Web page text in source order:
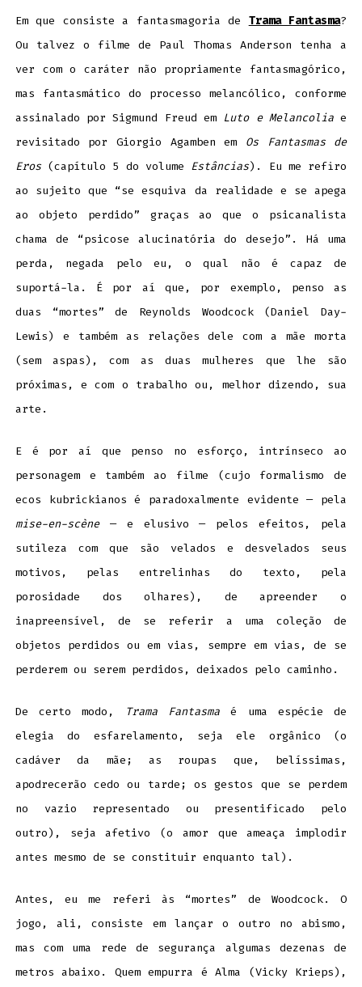
Em que consiste a fantasmagoria de Trama Fantasma?
Ou talvez o filme de Paul Thomas Anderson tenha a
ver com o caráter não propriamente fantasmagórico,
mas fantasmático do processo melancólico, conforme
assinalado por Sigmund Freud em Luto e Melancoliae
revisitado por Giorgio Agamben em Os Fantasmas de
Eros(capítulo 5 do volume Estâncias). Eu me refiro
ao sujeito que “se esquiva da realidade e se apega
ao objeto perdido” graças ao que o psicanalista
chama de “psicose alucinatória do desejo”. Há uma
perda, negada pelo eu, o qual não é capaz de
suportá-la. É por aí que, por exemplo, penso as
duas “mortes” de Reynolds Woodcock (Daniel Day-
Lewis) e também as relações dele com a mãe morta
(sem aspas), com as duas mulheres que lhe são
próximas, e com o trabalho ou, melhor dizendo, sua
arte.
E é por aí que penso no esforço, intrínseco ao
personagem e também ao filme (cujo formalismo de
ecos kubrickianos é paradoxalmente evidente — pela
mise-en-scène— e elusivo — pelos efeitos, pela
sutileza com que são velados e desvelados seus
motivos, pelas entrelinhas do texto, pela
porosidade dos olhares), de apreender o
inapreensível, de se referir a uma coleção de
objetos perdidos ou em vias, sempre em vias, de se
perderem ou serem perdidos, deixados pelo caminho.
De certo modo, Trama Fantasma é uma espécie de
elegia do esfarelamento, seja ele orgânico (o
cadáver da mãe; as roupas que, belíssimas,
apodrecerão cedo ou tarde; os gestos que se perdem
no vazio representado ou presentificado pelo
outro), seja afetivo (o amor que ameaça implodir
antes mesmo de se constituir enquanto tal).
Antes, eu me referi às “mortes” de Woodcock. O
jogo, ali, consiste em lançar o outro no abismo,
mas com uma rede de segurança algumas dezenas de
metros abaixo. Quem empurra é Alma (Vicky Krieps),